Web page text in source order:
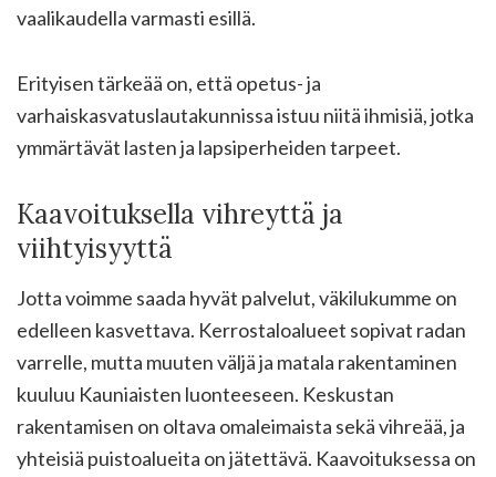
vaalikaudella varmasti esillä.
Erityisen tärkeää on, että opetus- ja
varhaiskasvatuslautakunnissa istuu niitä ihmisiä, jotka
ymmärtävät lasten ja lapsiperheiden tarpeet.
Kaavoituksella vihreyttä ja
viihtyisyyttä
Jotta voimme saada hyvät palvelut, väkilukumme on
edelleen kasvettava. Kerrostaloalueet sopivat radan
varrelle, mutta muuten väljä ja matala rakentaminen
kuuluu Kauniaisten luonteeseen. Keskustan
rakentamisen on oltava omaleimaista sekä vihreää, ja
yhteisiä puistoalueita on jätettävä. Kaavoituksessa on